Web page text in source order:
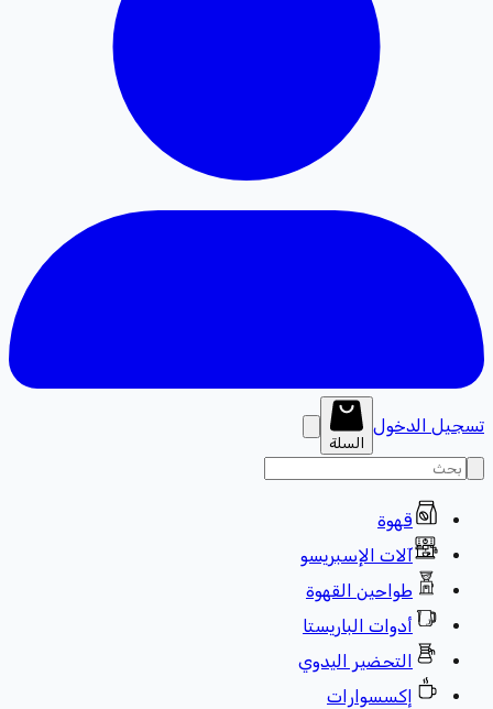
تسجيل الدخول
السلة
قهوة
آلات الإسبريسو
طواحين القهوة
أدوات الباريستا
التحضير اليدوي
إكسسوارات